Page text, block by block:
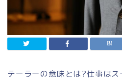
テーラーの意味とは?仕事は